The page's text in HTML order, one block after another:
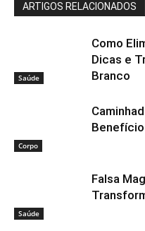
ARTIGOS RELACIONADOS
Saúde
Como
Dicas e
Branco
Corpo
Saúde
Falsa